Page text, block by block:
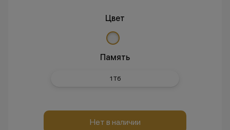
Цвет
Память
1 Тб
Нет в наличии